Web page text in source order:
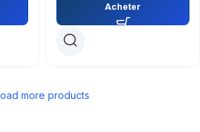
Acheter
more products